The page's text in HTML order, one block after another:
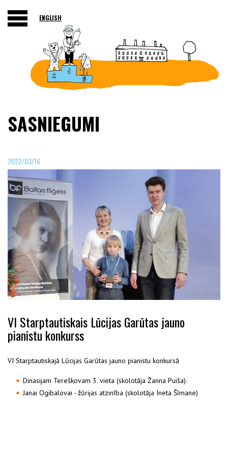
ENGLISH
SASNIEGUMI
2022/03/16
VI Starptautiskais Lūcijas Garūtas jauno
pianistu konkurss
VI Starptautiskajā Lūcijas Garūtas jauno pianistu konkursā
Dinasijam Tereškovam 3. vieta (skolotāja Žanna Puiša).
Janai Ogibalovai - žūrijas atzinība (skolotāja Ineta Šīmane)